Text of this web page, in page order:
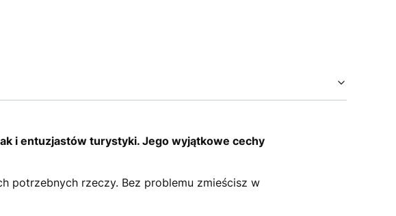
i entuzjastów turystyki. Jego wyjątkowe cechy
potrzebnych rzeczy. Bez problemu zmieścisz w